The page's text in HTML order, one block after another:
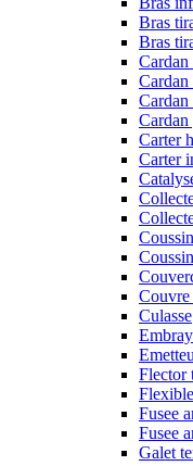
Bras
Bras
Cardan
Cardan
Cardan
Carter
Carter
Couvre
Culasse
Flector
Fusee
Fusee
Galet